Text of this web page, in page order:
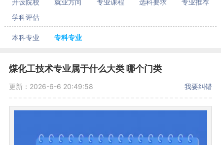
开设院校
就业方向 专业课程 选科要求
专业推荐
学科评估
本科专业 专科专业
煤化工技术专业属于什么大类 哪个门类
更新：2026-6-6 20:49:58 我要纠错